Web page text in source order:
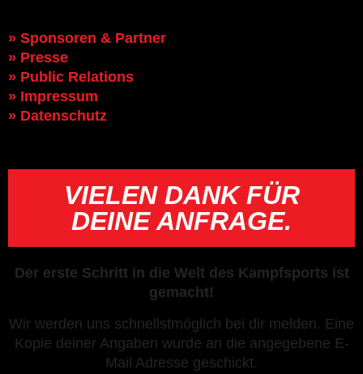
» Sponsoren & Partner
» Presse
» Public Relations
» Impressum
» Datenschutz
VIELEN DANK FÜR
DEINE ANFRAGE.
Der erste Schritt in die Welt des Kampfsports ist
gemacht!
Wir werden uns schnellstmöglich bei dir melden. Eine
Kopie deiner Angaben wurde an die angegebene E-
Mail Adresse geschickt.